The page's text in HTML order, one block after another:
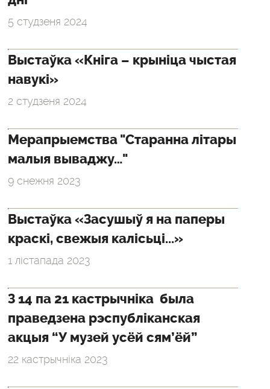
5 студзеня 2024
Выстаўка «Кніга – крыніца чыстая
навукі»
2 студзеня 2024
Мерапрыемства "Старанна літары
малыя вываджу…"
9 снежня 2023
Выстаўка «Засушыў я на паперы
краскі, свежыя калісьці...»
1 лістапада 2023
З 14 па 21 кастрычніка была
праведзена рэспубліканская
акцыя “У музей усёй сям’ёй”
22 кастрычніка 2023